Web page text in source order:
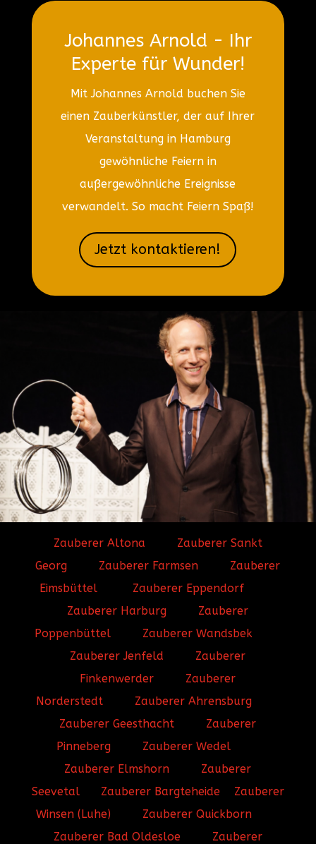
Johannes Arnold - Ihr
Experte für Wunder!
Mit Johannes Arnold buchen Sie
einen Zauberkünstler, der auf Ihrer
Veranstaltung in Hamburg
gewöhnliche Feiern in
außergewöhnliche Ereignisse
verwandelt. So macht Feiern Spaß!
Jetzt kontaktieren!
Zauberer Altona
Zauberer Sankt
Georg
Zauberer Farmsen
Zauberer
Eimsbüttel
Zauberer Eppendorf
Zauberer Harburg
Zauberer
Poppenbüttel
Zauberer Wandsbek
Zauberer Jenfeld
Zauberer
Finkenwerder
Zauberer
Norderstedt
Zauberer Ahrensburg
Zauberer Geesthacht
Zauberer
Pinneberg
Zauberer Wedel
Zauberer Elmshorn
Zauberer
Seevetal
Zauberer Bargteheide
Zauberer
Winsen (Luhe)
Zauberer Quickborn
Zauberer Bad Oldesloe
Zauberer